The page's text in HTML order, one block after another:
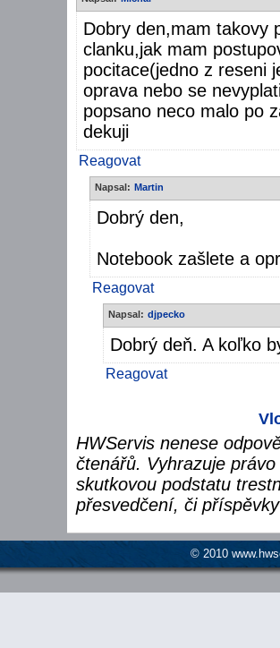
Dobry den,mam takovy
clanku,jak mam
pocitace(jedno z reseni
oprava nebo se
popsano neco malo po
dekuji
Reagovat
Napsal: Martin
Dobrý den,
Notebook zašlete a
Reagovat
Napsal: djpecko
Dobrý deň. A koľko
Reagovat
HWServis nenese
čtenářů. Vyhrazuje
skutkovou podstatu
přesvedčení, či
© 2010